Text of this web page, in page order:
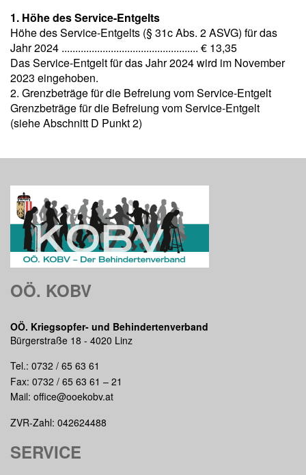
1. Höhe des Service-Entgelts
Höhe des Service-Entgelts (§ 31c Abs. 2 ASVG) für das
Jahr 2024 .................................................. € 13,35
Das Service-Entgelt für das Jahr 2024 wird im November
2023 eingehoben.
2. Grenzbeträge für die Befreiung vom Service-Entgelt
Grenzbeträge für die Befreiung vom Service-Entgelt
(siehe Abschnitt D Punkt 2)
OÖ. KOBV
OÖ. Kriegsopfer- und Behindertenverband
Bürgerstraße 18 - 4020 Linz
Tel.: 0732 / 65 63 61
Fax: 0732 / 65 63 61 – 21
Mail: office@ooekobv.at
ZVR-Zahl: 042624488
SERVICE